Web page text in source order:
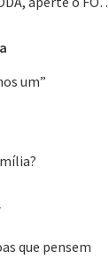
um”
que pensem